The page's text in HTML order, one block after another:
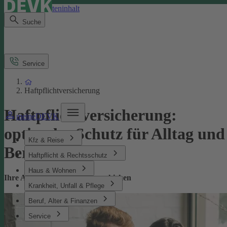
Direkt zum Seiteninhalt
Suche
meineDEVK
Kfz & Reise
Haftpflicht & Rechtsschutz
Haus & Wohnen
Krankheit, Unfall & Pflege
Beruf, Alter & Finanzen
Service
Service
Haftpflichtversicherung
Haftpflichtversicherung:
optimaler Schutz für Alltag und
Beruf
Ihre Absicherung bei Missgeschicken